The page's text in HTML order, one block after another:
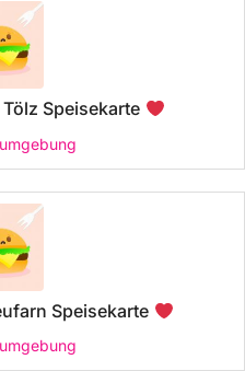
Speisekarte
Speisekarte